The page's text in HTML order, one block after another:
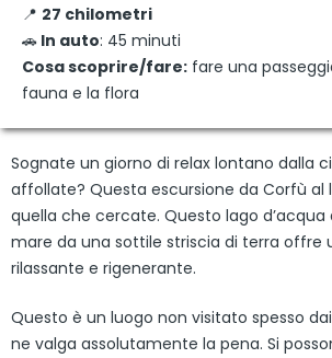
📍 27 chilometri
🚗 In auto: 45 minuti
Cosa scoprire/fare: fare una
fauna e la flora
Sognate un giorno di relax lontano dalla
affollate? Questa escursione da Corfù al
quella che cercate. Questo lago
mare da una sottile striscia di terra offre
rilassante e rigenerante.
Questo è un luogo non visitato spesso
ne valga assolutamente la pena. Si